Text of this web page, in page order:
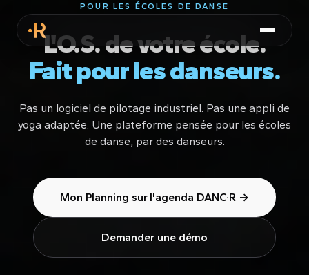
POUR LES ÉCOLES DE DANSE
L'O.S. de votre école.
Fait pour les danseurs.
Pas un logiciel de pilotage industriel. Pas une appli de
yoga adaptée. Une plateforme pensée pour les écoles
de danse, par des danseurs.
Mon Planning sur l'agenda DANC·R →
Demander une démo